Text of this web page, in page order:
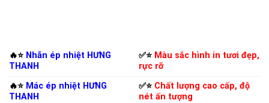
🔥⭐️ Nhãn ép nhiệt HƯNG
THANH
✅⭐️ Màu sắc hình in tươi đẹp,
rực rỡ
🔥⭐️ Mác ép nhiệt HƯNG
THANH
✅⭐️ Chất lượng cao cấp, độ
nét ấn tượng